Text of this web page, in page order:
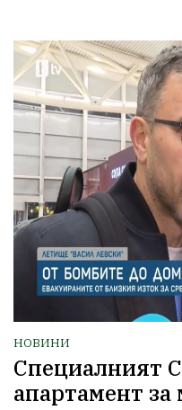
НОВИНИ
Специалният
апартамент